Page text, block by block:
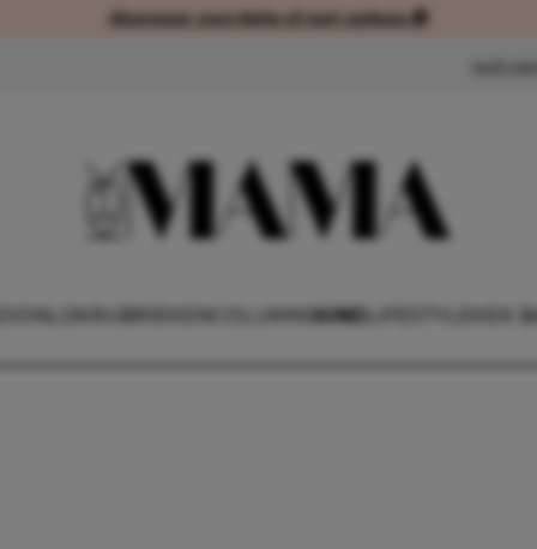
Abonneer voordelig of met cadeau 🎁
Abonneer voordelig of met
KIND